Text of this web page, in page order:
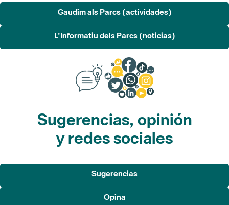
Gaudim als Parcs (actividades)
L'Informatiu dels Parcs (noticias)
Sugerencias, opinión
y redes sociales
Sugerencias
Opina